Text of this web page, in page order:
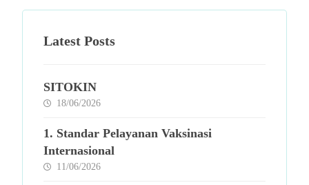
Latest Posts
SITOKIN
18/06/2026
1. Standar Pelayanan Vaksinasi
Internasional
11/06/2026